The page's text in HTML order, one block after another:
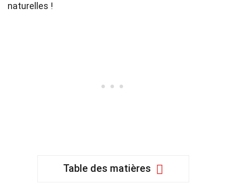
naturelles !
Table des matières